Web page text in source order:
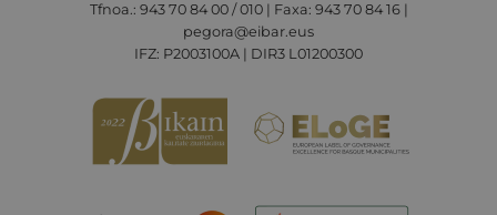
Tfnoa.: 943 70 84 00 / 010 | Faxa: 943 70 84 16 |
pegora@eibar.eus
IFZ: P2003100A | DIR3 L01200300